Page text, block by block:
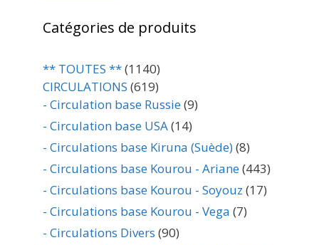
Catégories de produits
** TOUTES **(1140)
CIRCULATIONS (619)
- Circulation base Russie(9)
- Circulation base USA(14)
- Circulations base Kiruna (Suède)(8)
- Circulations base Kourou - Ariane(443)
- Circulations base Kourou - Soyouz (17)
- Circulations base Kourou - Vega (7)
- Circulations Divers (90)